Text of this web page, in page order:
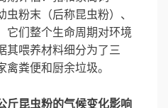
粉末（后称昆虫粉）、
它们整个生命周期对环境
其喂养材料细分为了三
粪便和厨余垃圾。
斤昆虫粉的气候变化影响